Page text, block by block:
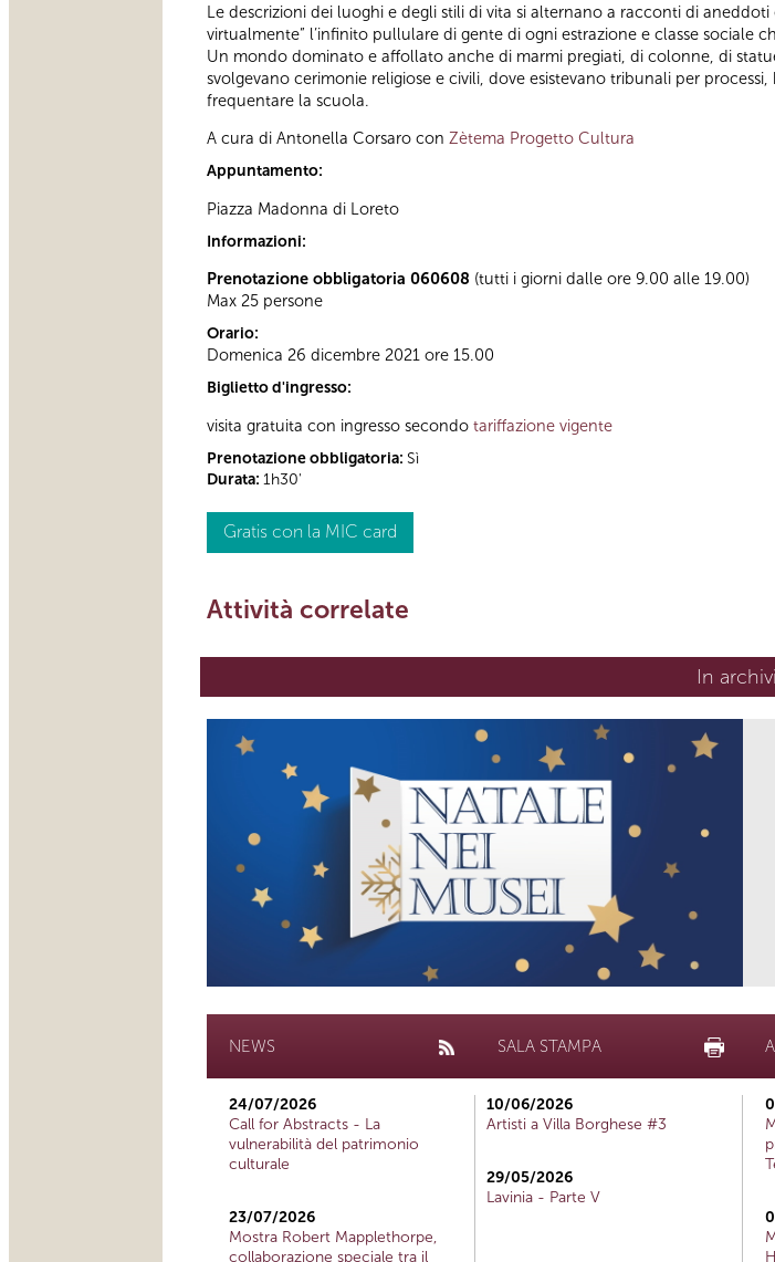
Le descrizioni dei luoghi e degli stili di vita si alternano a racconti di
virtualmente” l’infinito pullulare di gente di ogni estrazione e classe sociale
Un mondo dominato e affollato anche di marmi pregiati, di colonne, di
svolgevano cerimonie religiose e civili, dove esistevano tribunali per
frequentare la scuola.
A cura di Antonella Corsaro con Zètema Progetto Cultura
Appuntamento:
Piazza Madonna di Loreto
Informazioni:
Prenotazione obbligatoria 060608 (tutti i giorni dalle ore 9.00 alle 19.00)
Max 25 persone
Orario:
Domenica 26 dicembre 2021 ore 15.00
Biglietto d'ingresso:
visita gratuita con ingresso secondo tariffazione vigente
Prenotazione obbligatoria: Sì
Durata: 1h30'
Gratis con la MIC card
Attività correlate
In
NEWS
24/07/2026
Call for Abstracts - La
vulnerabilità del patrimonio
culturale
23/07/2026
Mostra Robert Mapplethorpe,
collaborazione speciale tra il
SALA STAMPA
10/06/2026
Artisti a Villa Borghese #3
29/05/2026
Lavinia - Parte V